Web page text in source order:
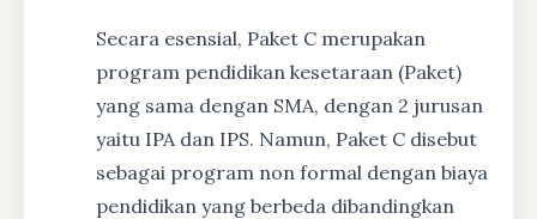
Secara esensial, Paket C merupakan
program pendidikan kesetaraan (Paket)
yang sama dengan SMA, dengan 2 jurusan
yaitu IPA dan IPS. Namun, Paket C disebut
sebagai program non formal dengan biaya
pendidikan yang berbeda dibandingkan